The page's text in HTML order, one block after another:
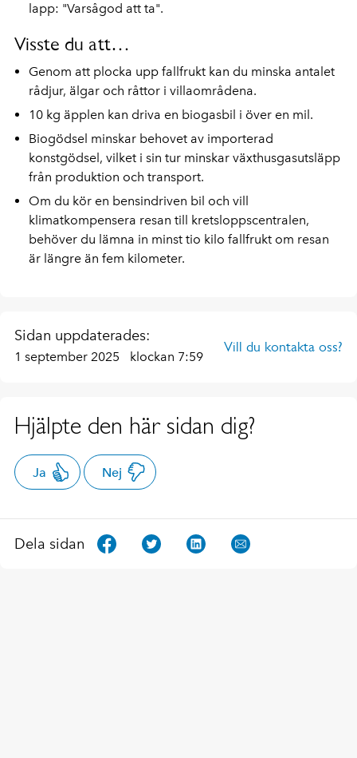
lapp: "Varsågod att ta".
Visste du att…
Genom att plocka upp fallfrukt kan du minska antalet
rådjur, älgar och råttor i villaområdena.
10 kg äpplen kan driva en biogasbil i över en mil.
Biogödsel minskar behovet av importerad
konstgödsel, vilket i sin tur minskar växthusgasutsläpp
från produktion och transport.
Om du kör en bensindriven bil och vill
klimatkompensera resan till kretsloppscentralen,
behöver du lämna in minst tio kilo fallfrukt om resan
är längre än fem kilometer.
Sidan uppdaterades:
1 september 2025 klockan 7:59
Vill du kontakta oss?
Hjälpte den här sidan dig?
Ja Nej
Dela sidan